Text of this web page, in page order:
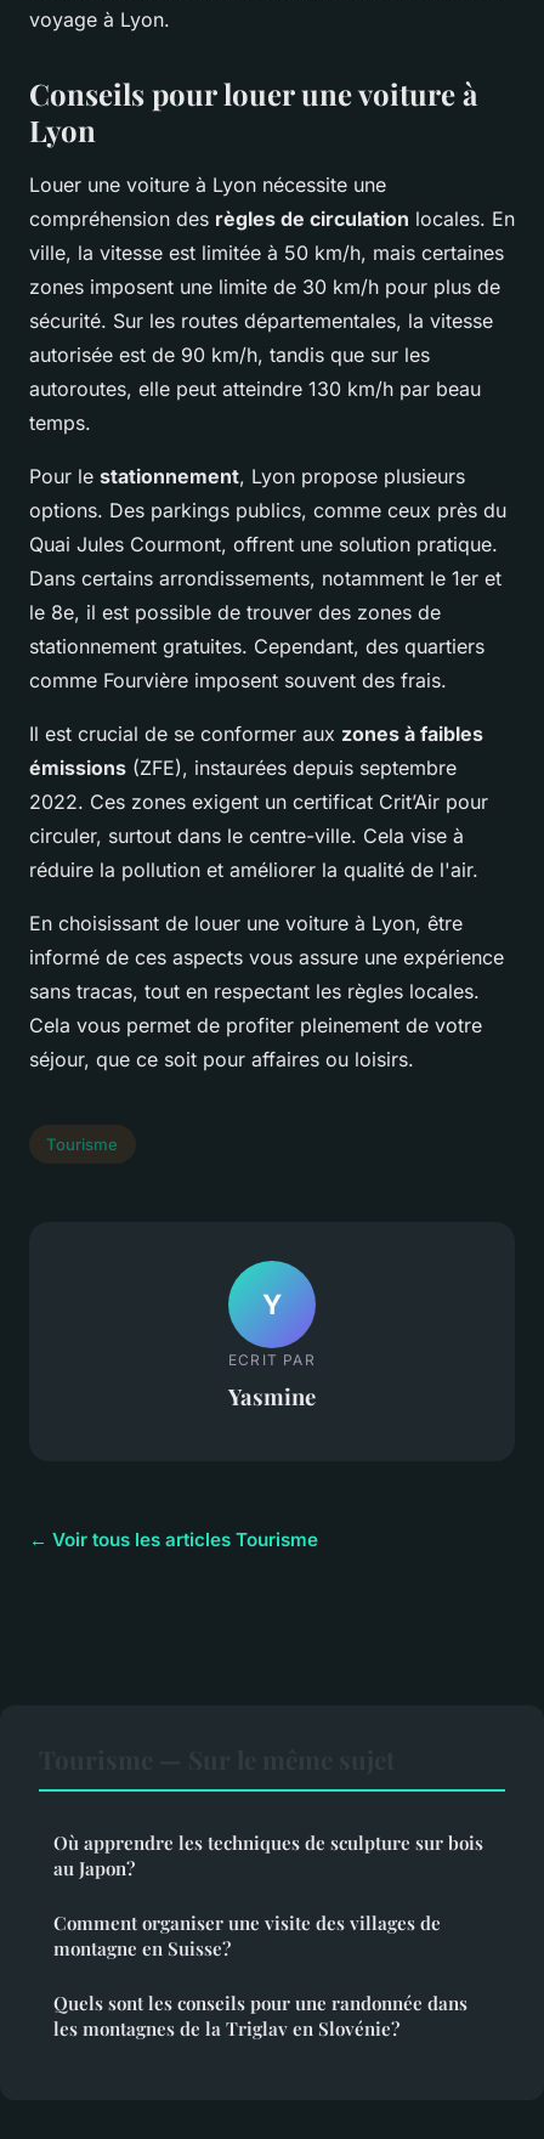
voyage à Lyon.
Conseils pour louer une voiture à
Lyon
Louer une voiture à Lyon nécessite une
compréhension des règles de circulation locales. En
ville, la vitesse est limitée à 50 km/h, mais certaines
zones imposent une limite de 30 km/h pour plus de
sécurité. Sur les routes départementales, la vitesse
autorisée est de 90 km/h, tandis que sur les
autoroutes, elle peut atteindre 130 km/h par beau
temps.
Pour le stationnement, Lyon propose plusieurs
options. Des parkings publics, comme ceux près du
Quai Jules Courmont, offrent une solution pratique.
Dans certains arrondissements, notamment le 1er et
le 8e, il est possible de trouver des zones de
stationnement gratuites. Cependant, des quartiers
comme Fourvière imposent souvent des frais.
Il est crucial de se conformer aux zones à faibles
émissions (ZFE), instaurées depuis septembre
2022. Ces zones exigent un certificat Crit’Air pour
circuler, surtout dans le centre-ville. Cela vise à
réduire la pollution et améliorer la qualité de l'air.
En choisissant de louer une voiture à Lyon, être
informé de ces aspects vous assure une expérience
sans tracas, tout en respectant les règles locales.
Cela vous permet de profiter pleinement de votre
séjour, que ce soit pour affaires ou loisirs.
Tourisme
Y
ECRIT PAR
Yasmine
← Voir tous les articles Tourisme
Où apprendre les techniques de sculpture sur bois
au Japon?
Comment organiser une visite des villages de
montagne en Suisse?
Quels sont les conseils pour une randonnée dans
les montagnes de la Triglav en Slovénie?